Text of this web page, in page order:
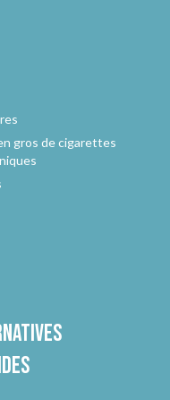
gros de cigarettes